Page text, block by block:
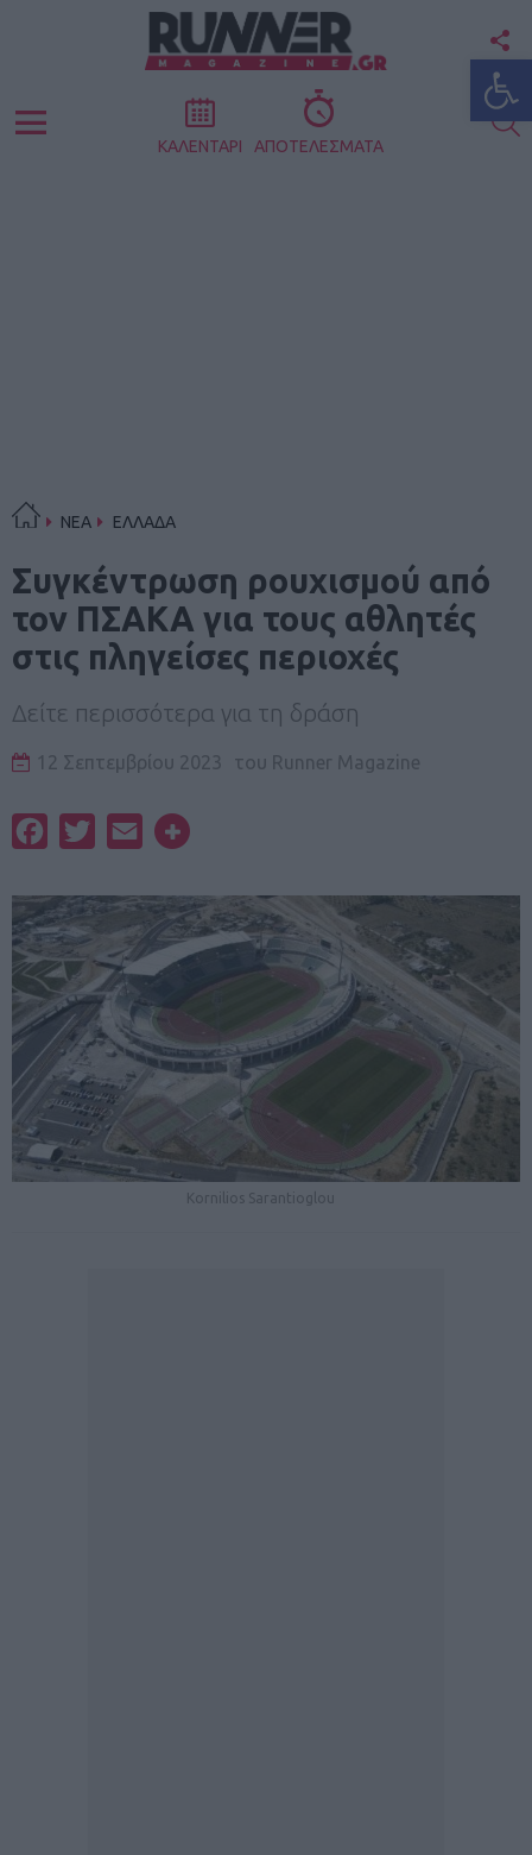
Menu ΚΑΛΕΝΤΑΡΙ ΑΠΟΤΕΛΕΣΜΑΤΑ
ΝΕΑ ΕΛΛΑΔΑ
Συγκέντρωση ρουχισμού από
τον ΠΣΑΚΑ για τους αθλητές
στις πληγείσες περιοχές
Δείτε περισσότερα για τη δράση
12 Σεπτεμβρίου 2023 του Runner Magazine
FacebookTwitterEmail
Kornilios Sarantioglou